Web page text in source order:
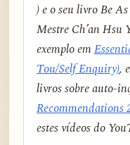
) e o seu livroBe
Mestre Ch’an Hsu
exemplo em
Tou/Self Enquiry),
livros sobre auto-
Recommendations
estes vídeos do